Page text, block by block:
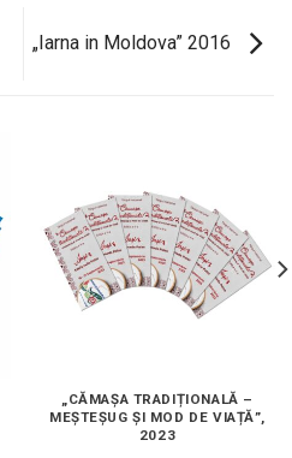
„Iarna in Moldova” 2016
„CĂMAȘA TRADIȚIONALĂ –
MEȘTEȘUG ȘI MOD DE VIAȚĂ”,
2023